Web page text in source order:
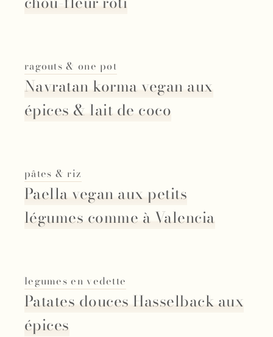
ragouts & one pot
Navratan korma vegan aux
épices & lait de coco
pâtes & riz
Paella vegan aux petits
légumes comme à Valencia
legumes en vedette
Patates douces Hasselback aux
épices